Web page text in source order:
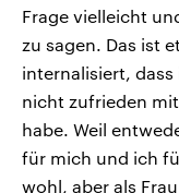
Frage vielleicht
zu sagen. Das ist
internalisiert,
nicht zufrieden
habe. Weil
für mich und ich
wohl, aber als